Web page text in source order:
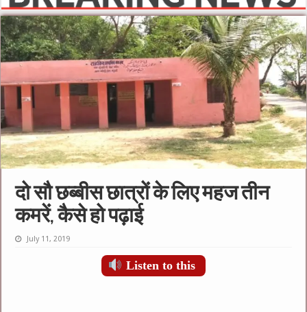
दो सौ छब्बीस छात्रों के लिए महज तीन
कमरें, कैसे हो पढ़ाई
July 11, 2019
Listen to this